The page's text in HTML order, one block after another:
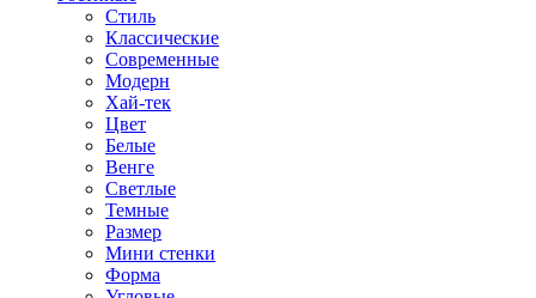
Стиль
Классические
Современные
Модерн
Хай-тек
Цвет
Белые
Венге
Светлые
Темные
Размер
Мини стенки
Форма